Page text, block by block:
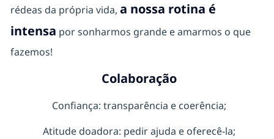
rédeas da própria vida, a nossa rotina é
intensa por sonharmos grande e amarmos o que
fazemos!
Colaboração
Confiança: transparência e coerência;
Atitude doadora: pedir ajuda e oferecê-la;